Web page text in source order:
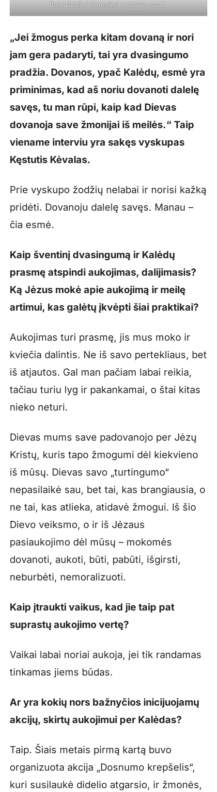
Baltrušaitis / Asmeninio archyvo nuotr.
„Jei žmogus perka kitam dovaną ir nori
jam gera padaryti, tai yra dvasingumo
pradžia. Dovanos, ypač Kalėdų, esmė yra
priminimas, kad aš noriu dovanoti dalelę
savęs, tu man rūpi, kaip kad Dievas
dovanoja save žmonijai iš meilės.“ Taip
viename interviu yra sakęs vyskupas
Kęstutis Kėvalas.
Prie vyskupo žodžių nelabai ir norisi kažką
pridėti. Dovanoju dalelę savęs. Manau –
čia esmė.
Kaip šventinį dvasingumą ir Kalėdų
prasmę atspindi aukojimas, dalijimasis?
Ką Jėzus mokė apie aukojimą ir meilę
artimui, kas galėtų įkvėpti šiai praktikai?
Aukojimas turi prasmę, jis mus moko ir
kviečia dalintis. Ne iš savo pertekliaus, bet
iš atjautos. Gal man pačiam labai reikia,
tačiau turiu lyg ir pakankamai, o štai kitas
nieko neturi.
Dievas mums save padovanojo per Jėzų
Kristų, kuris tapo žmogumi dėl kiekvieno
iš mūsų. Dievas savo „turtingumo“
nepasilaikė sau, bet tai, kas brangiausia, o
ne tai, kas atlieka, atidavė žmogui. Iš šio
Dievo veiksmo, o ir iš Jėzaus
pasiaukojimo dėl mūsų – mokomės
dovanoti, aukoti, būti, pabūti, išgirsti,
neburbėti, nemoralizuoti.
Kaip įtraukti vaikus, kad jie taip pat
suprastų aukojimo vertę?
Vaikai labai noriai aukoja, jei tik randamas
tinkamas jiems būdas.
Ar yra kokių nors bažnyčios inicijuojamų
akcijų, skirtų aukojimui per Kalėdas?
Taip. Šiais metais pirmą kartą buvo
organizuota akcija „Dosnumo krepšelis“,
kuri susilaukė didelio atgarsio, ir žmonės,